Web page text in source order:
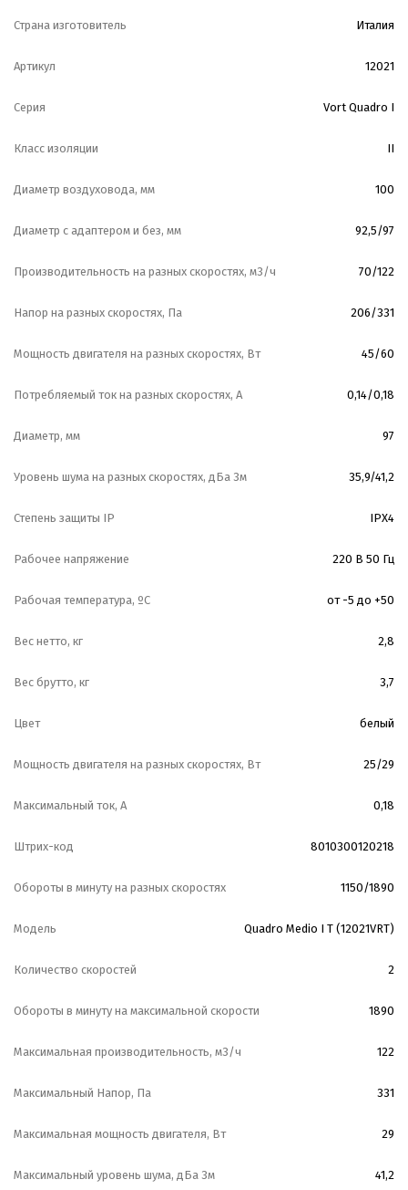
Страна изготовитель Италия
Артикул 12021
Серия Vort Quadro I
Класс изоляции II
Диаметр воздуховода, мм 100
Диаметр с адаптером и без, мм 92,5/97
Производительность на разных скоростях, м3/ч 70/122
Напор на разных скоростях, Па 206/331
Мощность двигателя на разных скоростях, Вт 45/60
Потребляемый ток на разных скоростях, А 0,14/0,18
Диаметр, мм 97
Уровень шума на разных скоростях, дБа 3м 35,9/41,2
Степень защиты IP IPX4
Рабочее напряжение 220 В 50 Гц
Рабочая температура, ºС от -5 до +50
Вес нетто, кг 2,8
Вес брутто, кг 3,7
Цвет белый
Мощность двигателя на разных скоростях, Вт 25/29
Максимальный ток, А 0,18
Штрих-код 8010300120218
Обороты в минуту на разных скоростях 1150/1890
Модель Quadro Medio I T (12021VRT)
Количество скоростей 2
Обороты в минуту на максимальной скорости 1890
Максимальная производительность, м3/ч 122
Максимальный Напор, Па 331
Максимальная мощность двигателя, Вт 29
Максимальный уровень шума, дБа 3м 41,2